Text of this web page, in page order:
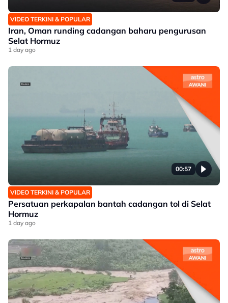
VIDEO TERKINI & POPULAR
Iran, Oman runding cadangan baharu pengurusan
Selat Hormuz
1 day ago
00:57
VIDEO TERKINI & POPULAR
Persatuan perkapalan bantah cadangan tol di Selat
Hormuz
1 day ago